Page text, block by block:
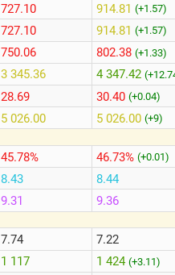
727.10
727.10
750.06
3 345.36
28.69
5 026.00
45.78%
8.43
9.31
7.74
1 117
914.81 (+1.57)
914.81 (+1.57)
802.38 (+1.33)
4 347.42
30.40 (+0.04)
5 026.00 (+9)
46.73% (+0.01)
8.44
9.36
7.22
1 424 (+3.11)